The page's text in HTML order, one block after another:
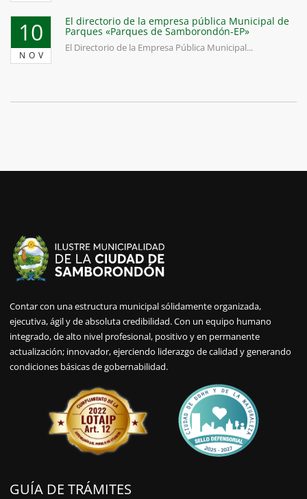
10
NOV
El directorio de la empresa pública Municipal de
Parques «Parques de Samborondón-EP»
El Directorio de la Empresa Pública Municipal...
Contar con una estructura municipal sólidamente organizada,
ejecutiva, ágil y de absoluta credibilidad. Con un equipo humano
integrado, de alto nivel profesional, positivo y en permanente
actualización; innovador, ejerciendo liderazgo de calidad y generando
condiciones básicas de gobernabilidad.
GUÍA DE TRÁMITES